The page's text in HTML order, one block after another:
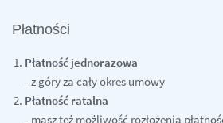
Płatności
Płatność jednorazowa
- z góry za cały okres umowy
Płatność ratalna
- masz też możliwość rozłożenia